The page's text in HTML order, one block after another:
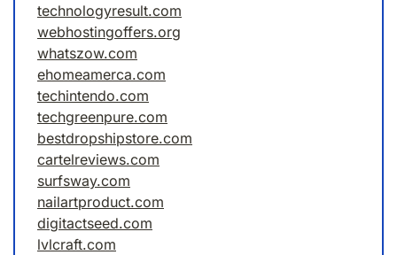
technologyresult.com
webhostingoffers.org
whatszow.com
ehomeamerca.com
techintendo.com
techgreenpure.com
bestdropshipstore.com
cartelreviews.com
surfsway.com
nailartproduct.com
digitactseed.com
lvlcraft.com